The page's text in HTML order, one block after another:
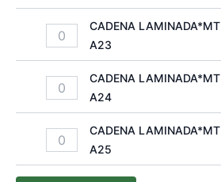
CADENA LAMINADA*MT
A23
CADENA LAMINADA*MT
A24
CADENA LAMINADA*MT
A25